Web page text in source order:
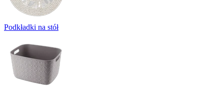
Podkładki na stół